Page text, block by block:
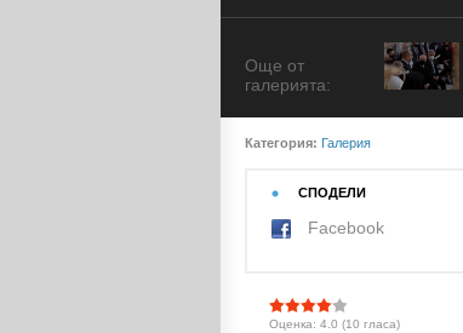
Още от
галерията:
Категория: Галерия
СПОДЕЛИ
Facebook
Оценка: 4.0 (10 гласа)